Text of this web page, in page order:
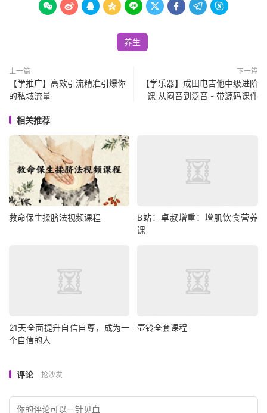
        
养生
上一篇
【学推广】高效引流精准引爆你
的私域流量
下一篇
【学乐器】成田电吉他中级进阶
课 从闷音到泛音 - 带源码课件
相关推荐
救命保生揉脐法视频课程
B站：卓叔增重：增肌饮食营养
课
21天全面提升自信自尊，成为一
个自信的人
壶铃全套课程
评论 抢沙发